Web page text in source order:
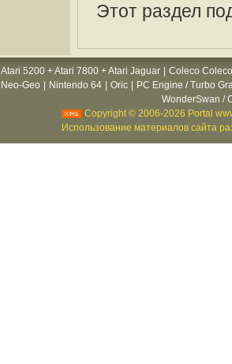
Этот раздел
Atari 5200 + Atari 7800 + Atari Jaguar
Coleco
Neo-Geo Nintendo 64 Oric
PC Engine / Turbo
WonderSwan /
Copyright © 2006-2026 Portal
Использование материалов сайта